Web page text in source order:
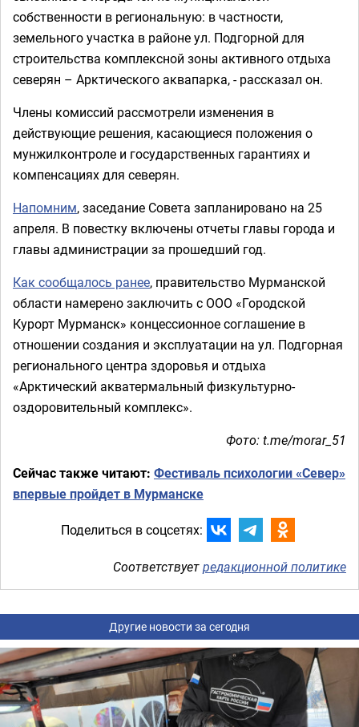
собственности в региональную: в частности,
земельного участка в районе ул. Подгорной для
строительства комплексной зоны активного отдыха
северян – Арктического аквапарка, - рассказал он.
Члены комиссий рассмотрели изменения в
действующие решения, касающиеся положения о
мунжилконтроле и государственных гарантиях и
компенсациях для северян.
Напомним, заседание Совета запланировано на 25
апреля. В повестку включены отчеты главы города и
главы администрации за прошедший год.
Как сообщалось ранее, правительство Мурманской
области намерено заключить с ООО «Городской
Курорт Мурманск» концессионное соглашение в
отношении создания и эксплуатации на ул. Подгорная
регионального центра здоровья и отдыха
«Арктический акватермальный физкультурно-
оздоровительный комплекс».
Фото:t.me/morar_51
Сейчас также читают: Фестиваль психологии «Север»
впервые пройдет в Мурманске
Поделиться в соцсетях:
Соответствуетредакционной политике
Другие новости за сегодня